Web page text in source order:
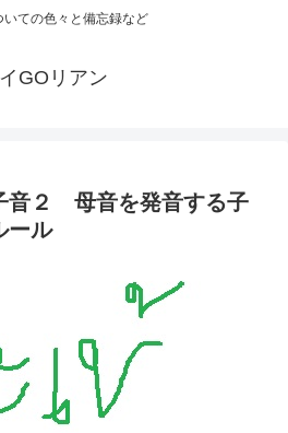
いての色々と備忘録など
GOリアン
音２ 母音を発音する子
ール